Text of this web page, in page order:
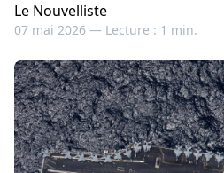
Le Nouvelliste
07 mai 2026 — Lecture : 1 min.